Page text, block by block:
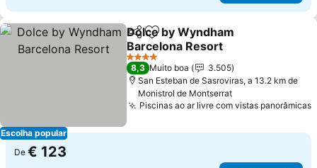
Escolha popular
PartilharAdicionar aos favoritos
Dolce by Wyndham
Barcelona Resort
4 Estrelas
8,3 Muito boa
3.505
San Esteban de Sasroviras, a 13.2 km de
Monistrol de Montserrat
Piscinas ao ar livre com vistas panorâmicas
De € 123